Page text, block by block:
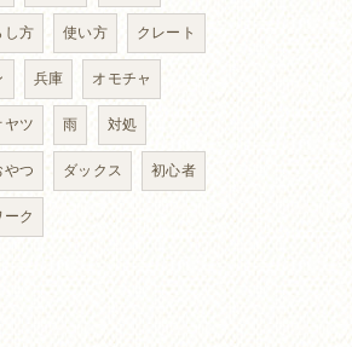
し方 使い方
クレート
兵庫
オモチャ
ヤツ 雨
対処
やつ ダックス
初心者
ク